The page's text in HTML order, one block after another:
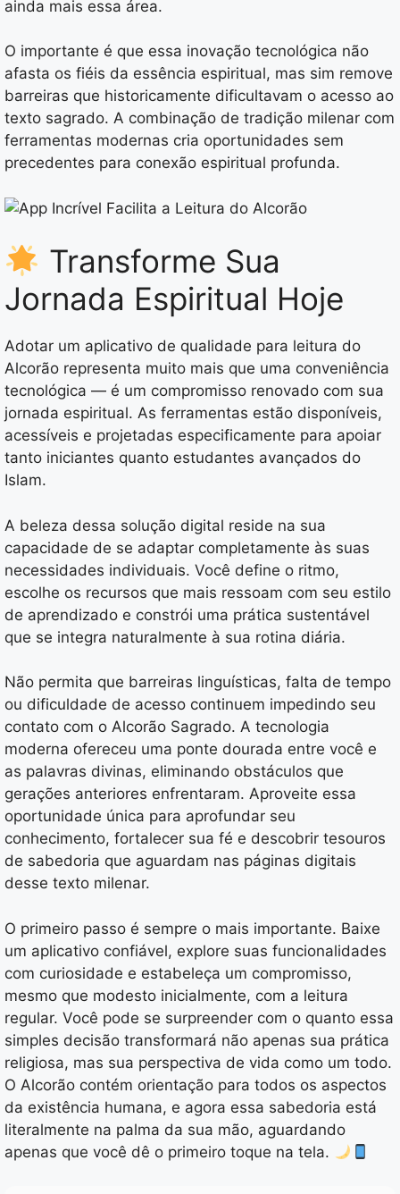
ainda mais essa área.
O importante é que essa inovação tecnológica não
afasta os fiéis da essência espiritual, mas sim remove
barreiras que historicamente dificultavam o acesso ao
texto sagrado. A combinação de tradição milenar com
ferramentas modernas cria oportunidades sem
precedentes para conexão espiritual profunda.
Transforme Sua
Jornada Espiritual Hoje
Adotar um aplicativo de qualidade para leitura do
Alcorão representa muito mais que uma conveniência
tecnológica — é um compromisso renovado com sua
jornada espiritual. As ferramentas estão disponíveis,
acessíveis e projetadas especificamente para apoiar
tanto iniciantes quanto estudantes avançados do
Islam.
A beleza dessa solução digital reside na sua
capacidade de se adaptar completamente às suas
necessidades individuais. Você define o ritmo,
escolhe os recursos que mais ressoam com seu estilo
de aprendizado e constrói uma prática sustentável
que se integra naturalmente à sua rotina diária.
Não permita que barreiras linguísticas, falta de tempo
ou dificuldade de acesso continuem impedindo seu
contato com o Alcorão Sagrado. A tecnologia
moderna ofereceu uma ponte dourada entre você e
as palavras divinas, eliminando obstáculos que
gerações anteriores enfrentaram. Aproveite essa
oportunidade única para aprofundar seu
conhecimento, fortalecer sua fé e descobrir tesouros
de sabedoria que aguardam nas páginas digitais
desse texto milenar.
O primeiro passo é sempre o mais importante. Baixe
um aplicativo confiável, explore suas funcionalidades
com curiosidade e estabeleça um compromisso,
mesmo que modesto inicialmente, com a leitura
regular. Você pode se surpreender com o quanto essa
simples decisão transformará não apenas sua prática
religiosa, mas sua perspectiva de vida como um todo.
O Alcorão contém orientação para todos os aspectos
da existência humana, e agora essa sabedoria está
literalmente na palma da sua mão, aguardando
apenas que você dê o primeiro toque na tela.